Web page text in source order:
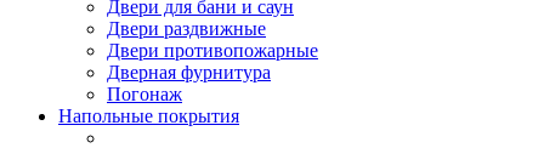
Двери для бани и саун
Двери раздвижные
Двери противопожарные
Дверная фурнитура
Погонаж
Напольные покрытия